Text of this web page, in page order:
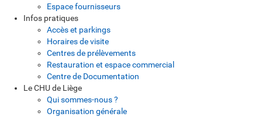
Espace fournisseurs
Infos pratiques
Accès et parkings
Horaires de visite
Centres de prélèvements
Restauration et espace commercial
Centre de Documentation
Le CHU de Liège
Qui sommes-nous ?
Organisation générale